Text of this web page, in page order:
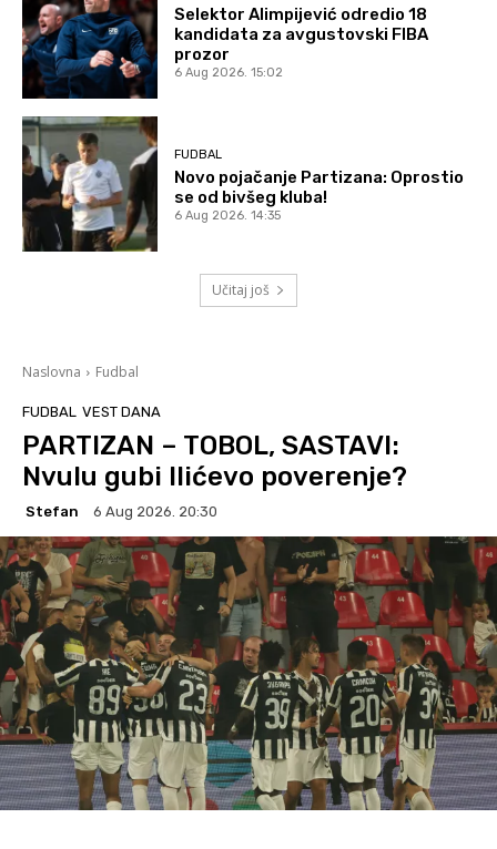
Selektor Alimpijević odredio 18
kandidata za avgustovski FIBA
prozor
6 Aug 2026. 15:02
FUDBAL
Novo pojačanje Partizana: Oprostio
se od bivšeg kluba!
6 Aug 2026. 14:35
Učitaj još